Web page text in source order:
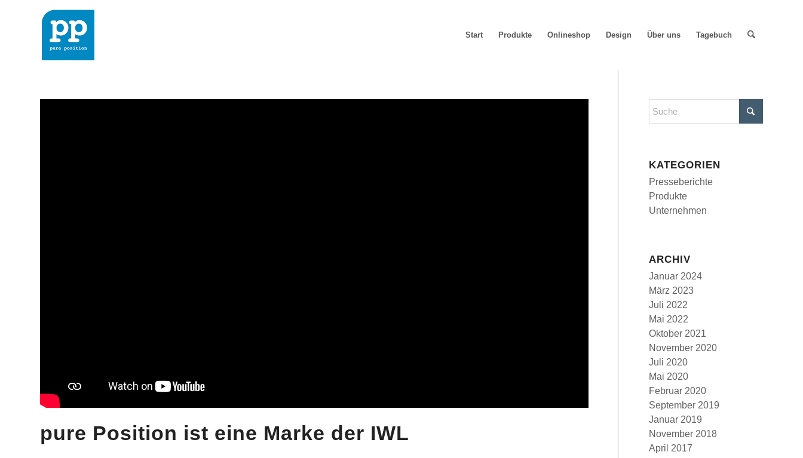
Start Produkte Onlineshop Design Über uns Tagebuch
pure Position ist eine Marke der IWL
KATEGORIEN
Presseberichte
Produkte
Unternehmen
ARCHIV
Januar 2024
März 2023
Juli 2022
Mai 2022
Oktober 2021
November 2020
Juli 2020
Mai 2020
Februar 2020
September 2019
Januar 2019
November 2018
April 2017